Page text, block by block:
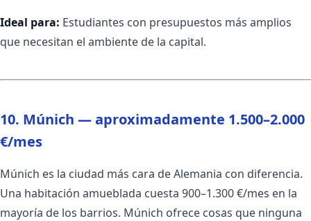
Ideal para: Estudiantes con presupuestos más amplios
que necesitan el ambiente de la capital.
10. Múnich — aproximadamente 1.500–2.000
€/mes
Múnich es la ciudad más cara de Alemania con diferencia.
Una habitación amueblada cuesta 900–1.300 €/mes en la
mayoría de los barrios. Múnich ofrece cosas que ninguna